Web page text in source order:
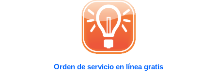
Orden de servicio en línea gratis